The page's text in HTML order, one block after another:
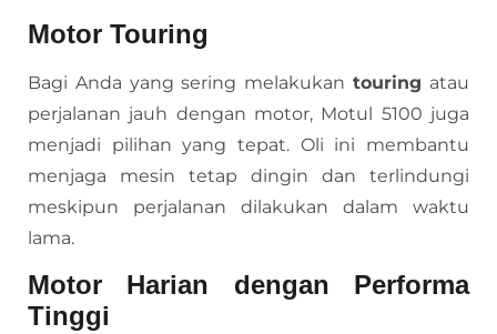
Motor Touring
Bagi Anda yang sering melakukantouring atau
perjalanan jauh dengan motor, Motul 5100 juga
menjadi pilihan yang tepat. Oli ini membantu
menjaga mesin tetap dingin dan terlindungi
meskipun perjalanan dilakukan dalam waktu
lama.
Motor Harian dengan Performa
Tinggi